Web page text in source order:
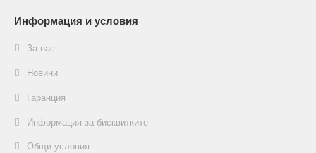
Информация и условия
За нас
Новини
Гаранция
Информация за бисквитките
Общи условия